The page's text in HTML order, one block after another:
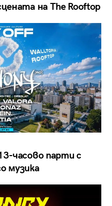
на The Rooftop
часово парти с
музика